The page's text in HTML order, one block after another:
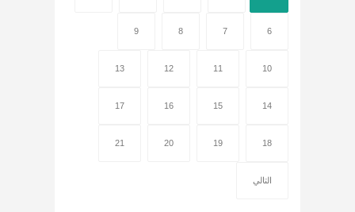
6
7
8
9
10
11
12
13
14
15
16
17
18
19
20
21
التالي